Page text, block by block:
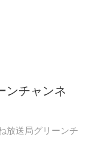
チャンネ
放送局グリーンチ